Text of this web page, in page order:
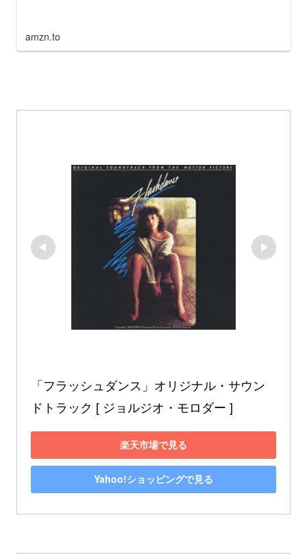
amzn.to
「フラッシュダンス」オリジナル・サウン
ドトラック [ ジョルジオ・モロダー ]
楽天市場で見る
Yahoo!ショッピングで見る